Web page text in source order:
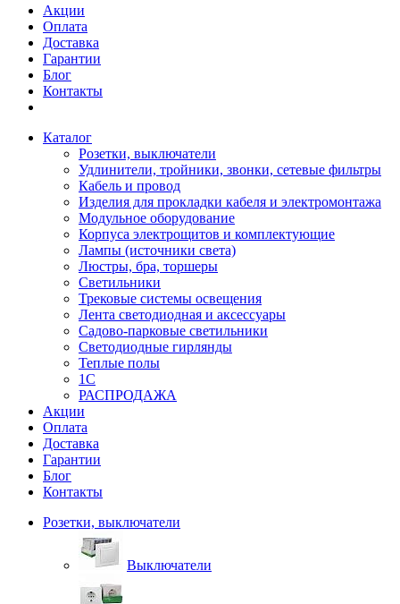
Акции
Оплата
Доставка
Гарантии
Блог
Контакты
Каталог
Розетки, выключатели
Удлинители, тройники, звонки, сетевые фильтры
Кабель и провод
Изделия для прокладки кабеля и электромонтажа
Модульное оборудование
Корпуса электрощитов и комплектующие
Лампы (источники света)
Люстры, бра, торшеры
Светильники
Трековые системы освещения
Лента светодиодная и аксессуары
Садово-парковые светильники
Светодиодные гирлянды
Теплые полы
1С
РАСПРОДАЖА
Акции
Оплата
Доставка
Гарантии
Блог
Контакты
Розетки, выключатели
Выключатели